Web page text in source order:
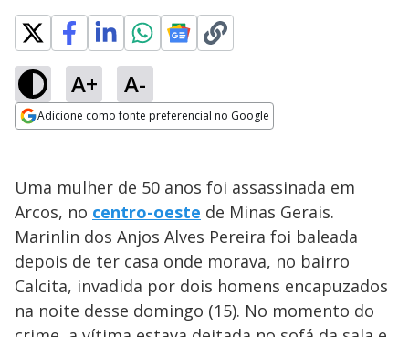
A+ A-
Adicione como fonte preferencial no Google
Uma mulher de 50 anos foi assassinada em
Arcos, no centro-oeste de Minas Gerais.
Marinlin dos Anjos Alves Pereira foi baleada
depois de ter casa onde morava, no bairro
Calcita, invadida por dois homens encapuzados
na noite desse domingo (15). No momento do